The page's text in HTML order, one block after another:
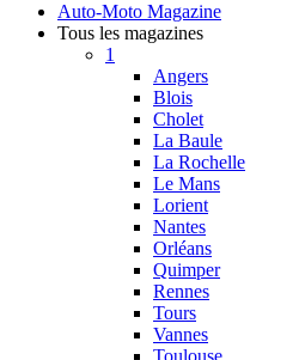
Auto-Moto Magazine
Tous les magazines
1
Angers
Blois
Cholet
La Baule
La Rochelle
Le Mans
Lorient
Nantes
Orléans
Quimper
Rennes
Tours
Vannes
Toulouse